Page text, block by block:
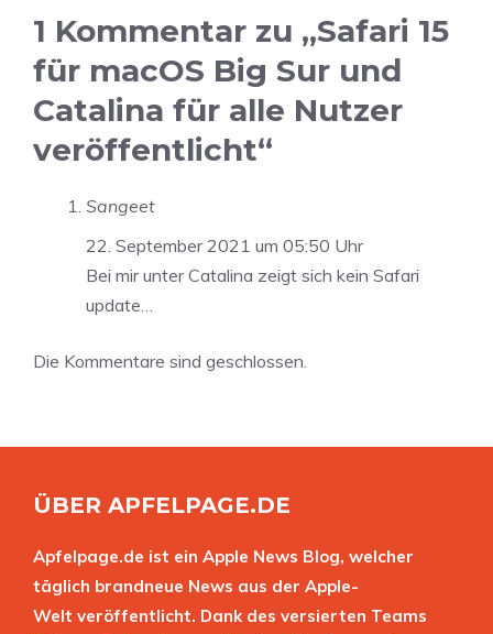
1 Kommentar zu „Safari 15
für macOS Big Sur und
Catalina für alle Nutzer
veröffentlicht“
Sangeet
22. September 2021 um 05:50 Uhr
Bei mir unter Catalina zeigt sich kein Safari
update…
Die Kommentare sind geschlossen.
ÜBER APFELPAGE.DE
Apfelpage.de ist ein Apple News Blog, welcher
täglich brandneue News aus der Apple-
Welt veröffentlicht. Dank des versierten Teams